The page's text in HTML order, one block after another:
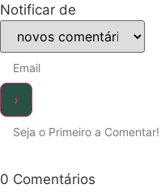
Notificar de
0 Comentários